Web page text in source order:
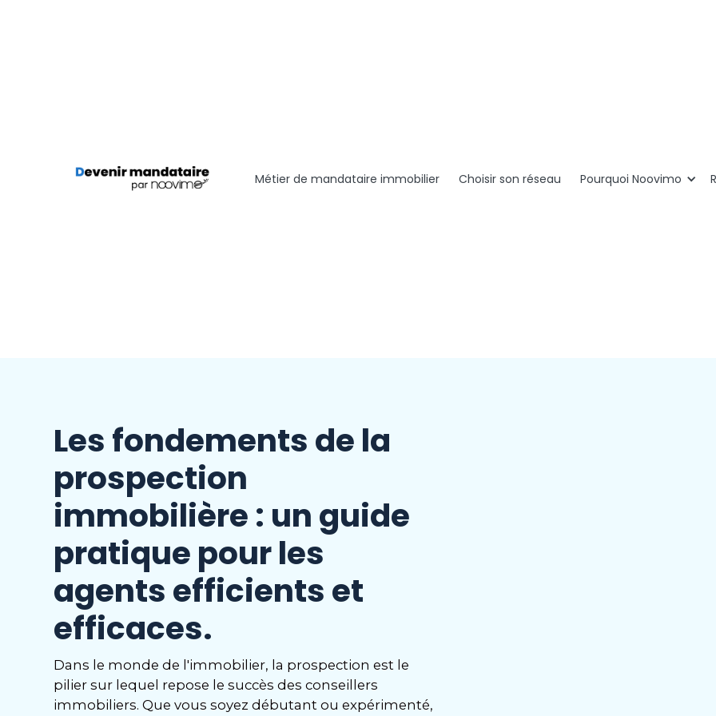
Métier de mandataire immobilier Choisir son réseau Pourquoi Noovimo
Les fondements de la
prospection
immobilière : un guide
pratique pour les
agents efficients et
efficaces.
Dans le monde de l'immobilier, la prospection est le
pilier sur lequel repose le succès des conseillers
immobiliers. Que vous soyez débutant ou expérimenté,